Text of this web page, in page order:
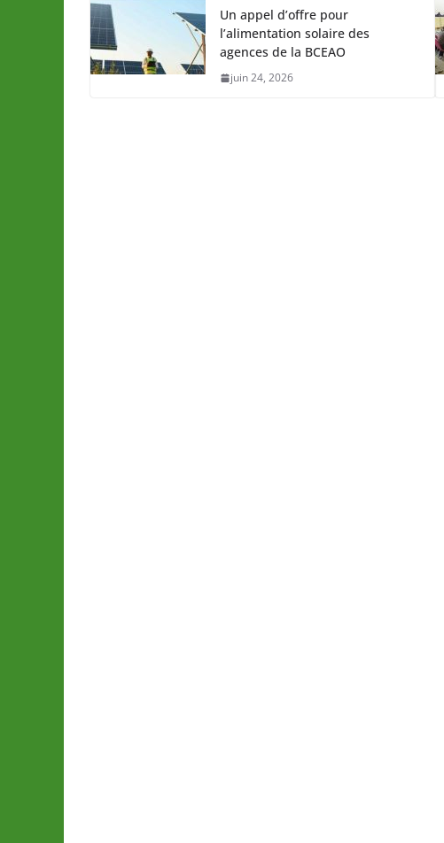
Un appel d’offre pour
l’alimentation solaire des
agences de la BCEAO
juin 24, 2026